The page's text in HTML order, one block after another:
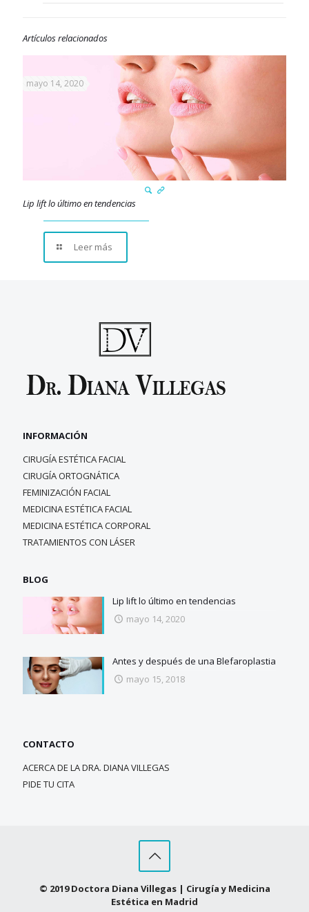
Artículos relacionados
mayo 14, 2020
Lip lift lo último en tendencias
Leer más
INFORMACIÓN
CIRUGÍA ESTÉTICA FACIAL
CIRUGÍA ORTOGNÁTICA
FEMINIZACIÓN FACIAL
MEDICINA ESTÉTICA FACIAL
MEDICINA ESTÉTICA CORPORAL
TRATAMIENTOS CON LÁSER
BLOG
Lip lift lo último en tendencias
mayo 14, 2020
Antes y después de una Blefaroplastia
mayo 15, 2018
CONTACTO
ACERCA DE LA DRA. DIANA VILLEGAS
PIDE TU CITA
© 2019 Doctora Diana Villegas | Cirugía y Medicina
Estética en Madrid